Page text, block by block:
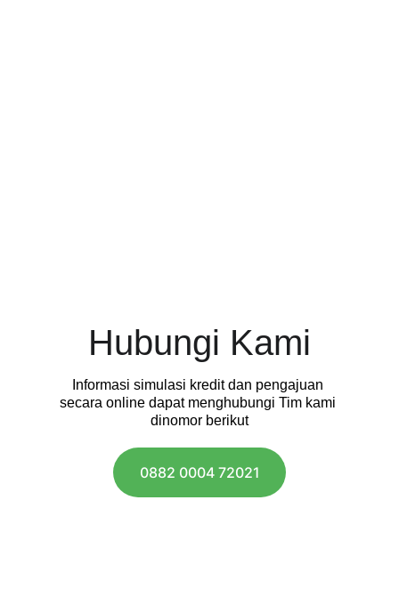
Hubungi Kami
Informasi simulasi kredit dan pengajuan
secara online dapat menghubungi Tim kami
dinomor berikut
0882 0004 72021